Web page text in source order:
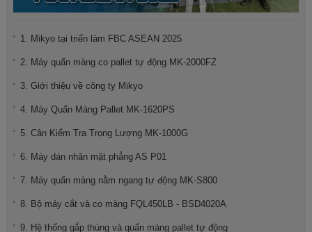
1. Mikyo tại triển làm FBC ASEAN 2025
2. Máy quấn màng co pallet tự động MK-2000FZ
3. Giới thiệu về công ty Mikyo
4. Máy Quấn Màng Pallet MK-1620PS
5. Cân Kiểm Tra Trọng Lượng MK-1000G
6. Máy dán nhãn mặt phẳng AS P01
7. Máy quấn màng nằm ngang tự động MK-S800
8. Bộ máy cắt và co màng FQL450LB - BSD4020A
9. Hệ thống gắp thùng và quấn màng pallet tự động